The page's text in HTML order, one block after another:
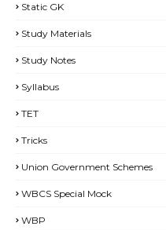
Static GK
Study Materials
Study Notes
Syllabus
TET
Tricks
Union Government Schemes
WBCS Special Mock
WBP